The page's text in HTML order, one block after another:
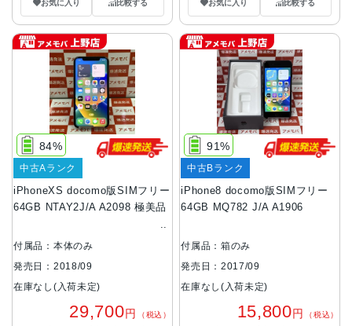
お気に入り 比較する お気に入り 比較する
iPhoneXS docomo版SIMフリー
64GB NTAY2J/A A2098 極美品
84%
中古Aランク
付属品：本体のみ
発売日：2018/09
在庫なし(入荷未定)
29,700円 （税込）
iPhone8 docomo版SIMフリー
64GB MQ782 J/A A1906
91%
中古Bランク
付属品：箱のみ
発売日：2017/09
在庫なし(入荷未定)
15,800円 （税込）